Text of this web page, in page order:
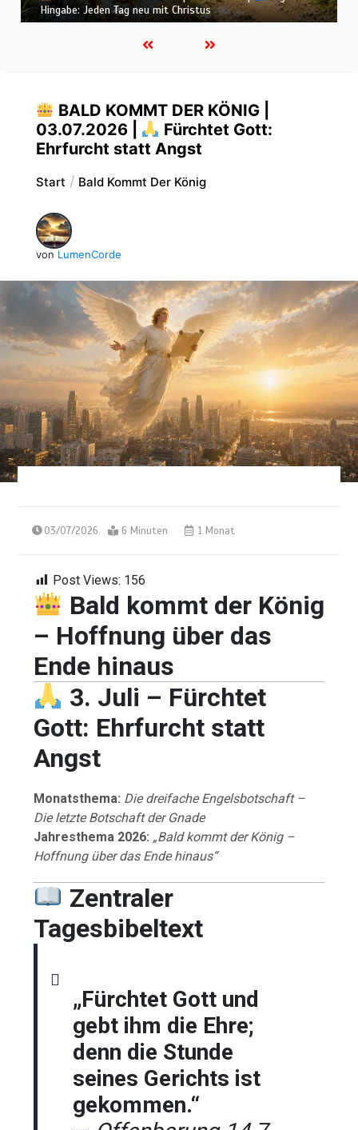
Lichter brennen: Wachsamkeit im Alltag
BALD KOMMT DER KÖNIG |
03.07.2026 |
Fürchtet Gott:
Ehrfurcht statt Angst
Start Bald Kommt Der König
von LumenCorde
03/07/2026 6 Minuten 1 Monat
Post Views: 156
Bald kommt der König
– Hoffnung über das
Ende hinaus
3. Juli – Fürchtet
Gott: Ehrfurcht statt
Angst
Monatsthema: Die dreifache Engelsbotschaft –
Die letzte Botschaft der Gnade
Jahresthema 2026: „Bald kommt der König –
Hoffnung über das Ende hinaus“
Zentraler
Tagesbibeltext
„Fürchtet Gott und
gebt ihm die Ehre;
denn die Stunde
seines Gerichts ist
gekommen.“